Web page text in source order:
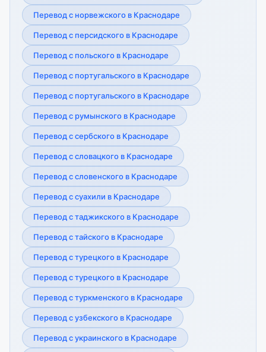
Перевод с норвежского в Краснодаре
Перевод с персидского в Краснодаре
Перевод с польского в Краснодаре
Перевод с португальского в Краснодаре
Перевод с португальского в Краснодаре
Перевод с румынского в Краснодаре
Перевод с сербского в Краснодаре
Перевод с словацкого в Краснодаре
Перевод с словенского в Краснодаре
Перевод с суахили в Краснодаре
Перевод с таджикского в Краснодаре
Перевод с тайского в Краснодаре
Перевод с турецкого в Краснодаре
Перевод с турецкого в Краснодаре
Перевод с туркменского в Краснодаре
Перевод с узбекского в Краснодаре
Перевод с украинского в Краснодаре